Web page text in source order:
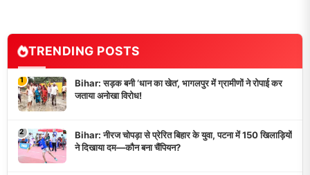
TRENDING POSTS
1
Bihar: सड़क बनी ‘धान का खेत’, भागलपुर में ग्रामीणों ने रोपाई कर
जताया अनोखा विरोध!
2
Bihar: नीरज चोपड़ा से प्रेरित बिहार के युवा, पटना में 150 खिलाड़ियों
ने दिखाया दम—कौन बना चैंपियन?